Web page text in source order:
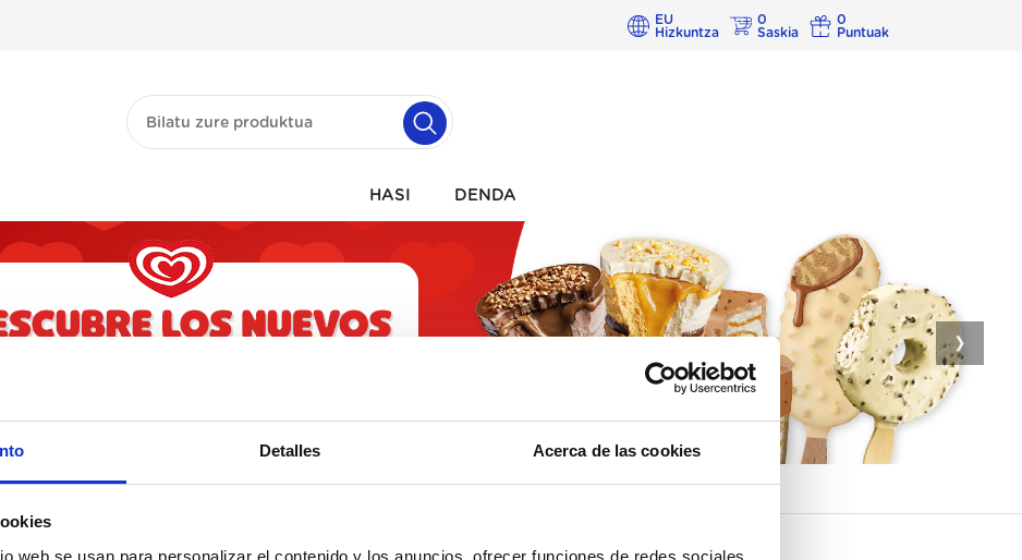
Detalles Acerca de las cookies
web se usan para personalizar el contenido y los anuncios, ofrecer funciones de redes sociales
EU
Hizkuntza
0
Saskia
0
Puntuak
HASI DENDA
❯
honetan ez dago produkturik